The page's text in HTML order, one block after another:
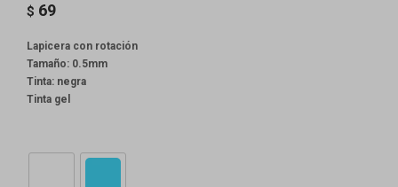
$ 69
Lapicera con rotación
Tamaño: 0.5mm
Tinta: negra
Tinta gel